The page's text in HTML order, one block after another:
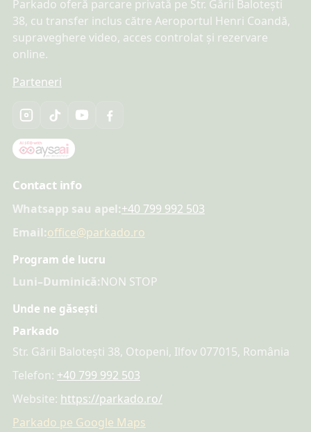
Parkado oferă parcare privată pe Str. Gării Balotești
38, cu transfer inclus către Aeroportul Henri Coandă,
supraveghere video, acces controlat și rezervare
online.
Parteneri
Contact info
Whatsapp sau apel:+40 799 992 503
Email:office@parkado.ro
Program de lucru
Luni–Duminică:NON STOP
Unde ne găsești
Parkado
Str. Gării Balotești 38, Otopeni, Ilfov 077015, România
Telefon: +40 799 992 503
Website: https://parkado.ro/
Parkado pe Google Maps